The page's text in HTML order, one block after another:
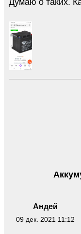
Андей
09 дек. 2021 11:12